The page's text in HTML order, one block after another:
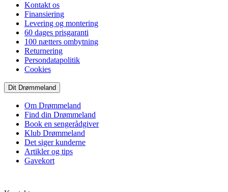
Kontakt os
Finansiering
Levering og montering
60 dages prisgaranti
100 nætters ombytning
Returnering
Persondatapolitik
Cookies
Dit Drømmeland
Om Drømmeland
Find din Drømmeland
Book en sengerådgiver
Klub Drømmeland
Det siger kunderne
Artikler og tips
Gavekort